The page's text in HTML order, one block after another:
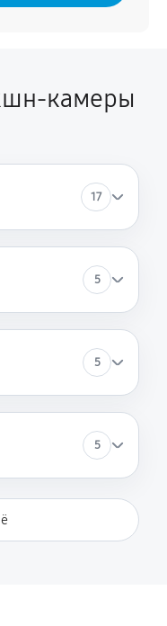
камеры
17
5
5
5